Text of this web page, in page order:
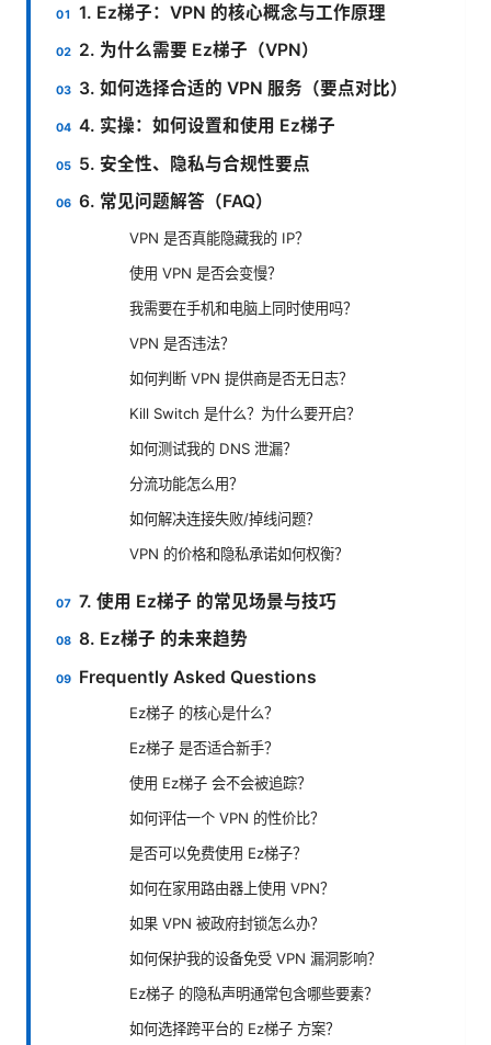
1. Ez梯子：VPN 的核心概念与工作原理
2. 为什么需要 Ez梯子（VPN）
3. 如何选择合适的 VPN 服务（要点对比）
4. 实操：如何设置和使用 Ez梯子
5. 安全性、隐私与合规性要点
6. 常见问题解答（FAQ）
VPN 是否真能隐藏我的 IP？
使用 VPN 是否会变慢？
我需要在手机和电脑上同时使用吗？
VPN 是否违法？
如何判断 VPN 提供商是否无日志？
Kill Switch 是什么？为什么要开启？
如何测试我的 DNS 泄漏？
分流功能怎么用？
如何解决连接失败/掉线问题？
VPN 的价格和隐私承诺如何权衡？
7. 使用 Ez梯子 的常见场景与技巧
8. Ez梯子 的未来趋势
Frequently Asked Questions
Ez梯子 的核心是什么？
Ez梯子 是否适合新手？
使用 Ez梯子 会不会被追踪？
如何评估一个 VPN 的性价比？
是否可以免费使用 Ez梯子？
如何在家用路由器上使用 VPN？
如果 VPN 被政府封锁怎么办？
如何保护我的设备免受 VPN 漏洞影响？
Ez梯子 的隐私声明通常包含哪些要素？
如何选择跨平台的 Ez梯子 方案？